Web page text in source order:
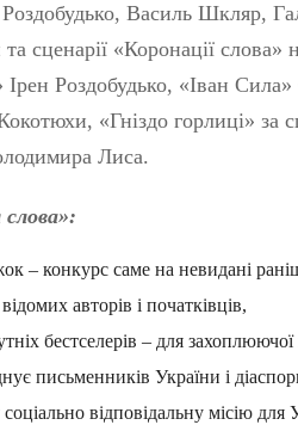
Василь Шкляр,
сценарії «Коронації слова»
Ірен Роздобудько, «Іван
«Гніздо горлиці»
Лиса.
– конкурс саме на невидані
авторів і початківців,
бестселерів – для захоплюючої
письменників України і
відповідальну місію для